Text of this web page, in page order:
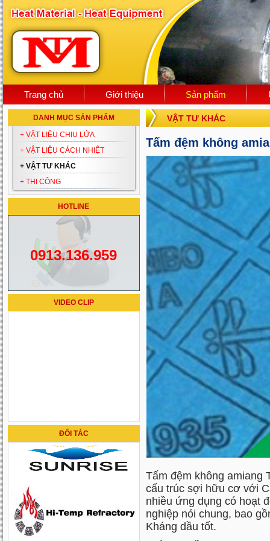
Trang chủ Giới thiệu Sản phẩm
DANH MỤC SẢN PHẨM
+ VẬT LIỆU CHỊU LỬA
+ VẬT LIỆU CÁCH NHIỆT
+ VẬT TƯ KHÁC
+ THI CÔNG
HOTLINE
0913.136.959
VIDEO CLIP
ĐỐI TÁC
VẬT TƯ KHÁC
Tấm đệm không
Tấm đệm không amiang
cấu trúc sợi hữu cơ với
nhiều ứng dụng có hoạt
nghiệp nói chung, bao
Kháng dầu tốt.